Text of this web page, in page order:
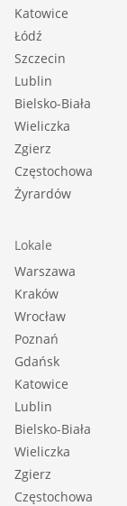
::LINK DO
https://
::KONTAKT
Oddział
Przewóz 47 |
30-081
12 630-90-45
::GRATIS |
Więcej
Katowice
Łódź
Szczecin
Lublin
Bielsko-Biała
Wieliczka
Zgierz
Częstochowa
Żyrardów
Lokale
Warszawa
Kraków
Wrocław
Poznań
Gdańsk
Katowice
Lublin
Bielsko-Biała
Wieliczka
Zgierz
Częstochowa